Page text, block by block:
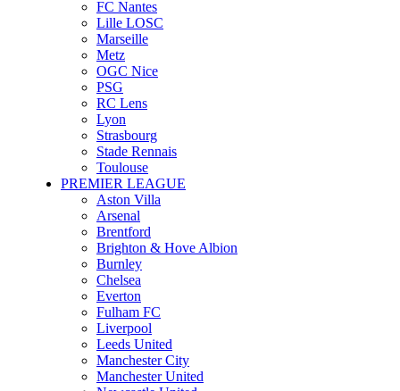
FC Nantes
Lille LOSC
Marseille
Metz
OGC Nice
PSG
RC Lens
Lyon
Strasbourg
Stade Rennais
Toulouse
PREMIER LEAGUE
Aston Villa
Arsenal
Brentford
Brighton & Hove Albion
Burnley
Chelsea
Everton
Fulham FC
Liverpool
Leeds United
Manchester City
Manchester United